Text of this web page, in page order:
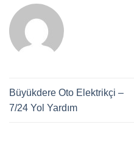
Büyükdere Oto Elektrikçi –
7/24 Yol Yardım